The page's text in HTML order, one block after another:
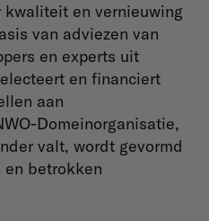
kwaliteit en vernieuwing
van adviezen van
en experts uit
en financiert
aan
Domeinorganisatie,
valt, wordt gevormd
en betrokken